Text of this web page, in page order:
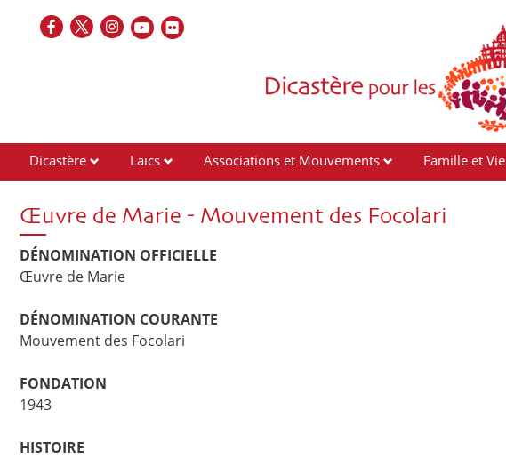
Dicastère Laïcs Associations et Mouvements Famille et Vie
Œuvre de Marie - Mouvement des Focolari
DÉNOMINATION OFFICIELLE
Œuvre de Marie
DÉNOMINATION COURANTE
Mouvement des Focolari
FONDATION
1943
HISTOIRE